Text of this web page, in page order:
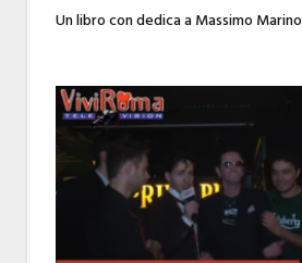
Un libro con dedica a Massimo Marino